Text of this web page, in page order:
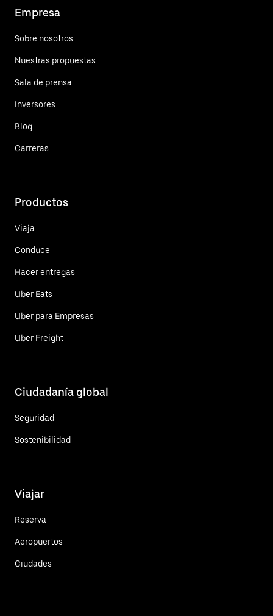
Empresa
Sobre nosotros
Nuestras propuestas
Sala de prensa
Inversores
Blog
Carreras
Productos
Viaja
Conduce
Hacer entregas
Uber Eats
Uber para Empresas
Uber Freight
Ciudadanía global
Seguridad
Sostenibilidad
Viajar
Reserva
Aeropuertos
Ciudades